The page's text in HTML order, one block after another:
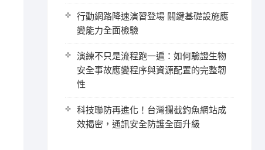
行動網路降速演習登場 關鍵基礎設施應
變能力全面檢驗
演練不只是流程跑一遍：如何驗證生物
安全事故應變程序與資源配置的完整韌
性
科技聯防再進化！台灣攔截釣魚網站成
效揭密，通訊安全防護全面升級